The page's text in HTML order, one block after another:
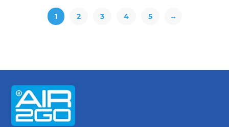
1 2 3 4 5 →